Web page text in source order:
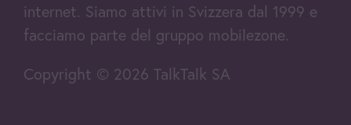
internet. Siamo attivi in Svizzera dal 1999 e
facciamo parte del gruppo mobilezone.
Copyright © 2026 TalkTalk SA